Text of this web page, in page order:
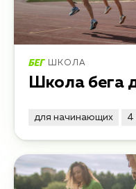
ШКОЛА
Школа бега
для начинающих 4